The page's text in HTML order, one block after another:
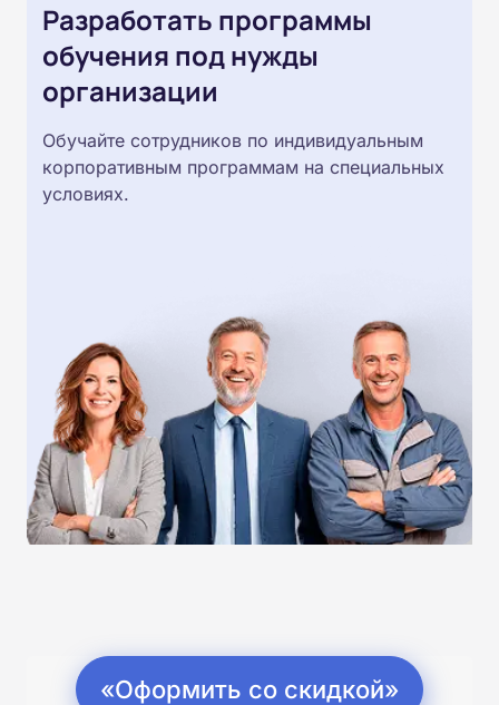
Разработать программы
обучения под нужды
организации
Обучайте сотрудников по индивидуальным
корпоративным программам на специальных
условиях.
«Оформить со скидкой»